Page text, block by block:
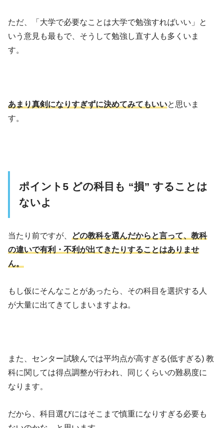
ただ、「大学で必要なことは大学で勉強すればいい」と
いう意見も最もで、そうして勉強し直す人も多くいま
す。
あまり真剣になりすぎずに決めてみてもいいと思いま
す。
ポイント5 どの科目も “損” することは
ないよ
当たり前ですが、 どの教科を選んだからと言って、教科
の違いで有利・不利が出てきたりすることはありませ
ん。
もし仮にそんなことがあったら、その科目を選択する人
が大量に出てきてしまいますよね。
また、センター試験んでは平均点が高すぎる(低すぎる) 教
科に関しては得点調整が行われ、同じくらいの難易度に
なります。
だから、科目選びにはそこまで慎重になりすぎる必要も